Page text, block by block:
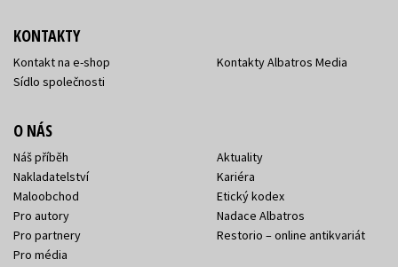
KONTAKTY
Kontakt na e-shop
Sídlo společnosti
Kontakty Albatros Media
O NÁS
Náš příběh
Nakladatelství
Maloobchod
Pro autory
Pro partnery
Pro média
Aktuality
Kariéra
Etický kodex
Nadace Albatros
Restorio – online antikvariát